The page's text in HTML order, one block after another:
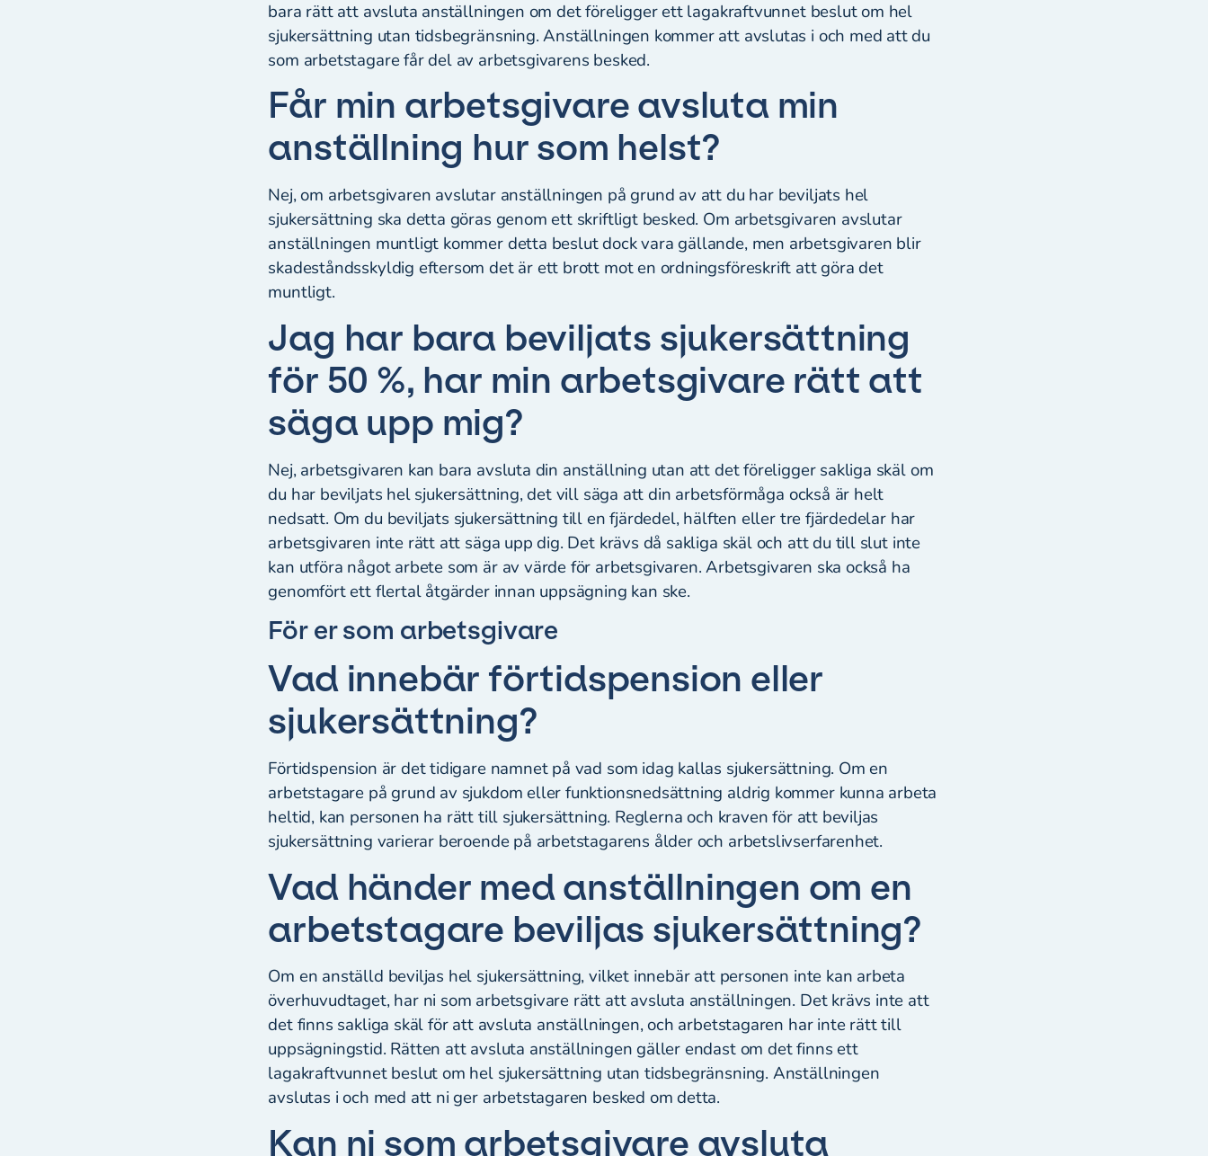
bara rätt att avsluta anställningen om det föreligger ett lagakraftvunnet beslut om hel
sjukersättning utan tidsbegränsning. Anställningen kommer att avslutas i och med att du
som arbetstagare får del av arbetsgivarens besked.
Får min arbetsgivare avsluta min
anställning hur som helst?
Nej, om arbetsgivaren avslutar anställningen på grund av att du har beviljats hel
sjukersättning ska detta göras genom ett skriftligt besked. Om arbetsgivaren avslutar
anställningen muntligt kommer detta beslut dock vara gällande, men arbetsgivaren blir
skadeståndsskyldig eftersom det är ett brott mot en ordningsföreskrift att göra det
muntligt.
Jag har bara beviljats sjukersättning
för 50 %, har min arbetsgivare rätt att
säga upp mig?
Nej, arbetsgivaren kan bara avsluta din anställning utan att det föreligger sakliga skäl om
du har beviljats hel sjukersättning, det vill säga att din arbetsförmåga också är helt
nedsatt. Om du beviljats sjukersättning till en fjärdedel, hälften eller tre fjärdedelar har
arbetsgivaren inte rätt att säga upp dig. Det krävs då sakliga skäl och att du till slut inte
kan utföra något arbete som är av värde för arbetsgivaren. Arbetsgivaren ska också ha
genomfört ett flertal åtgärder innan uppsägning kan ske.
För er som arbetsgivare
Vad innebär förtidspension eller
sjukersättning?
Förtidspension är det tidigare namnet på vad som idag kallas sjukersättning. Om en
arbetstagare på grund av sjukdom eller funktionsnedsättning aldrig kommer kunna arbeta
heltid, kan personen ha rätt till sjukersättning. Reglerna och kraven för att beviljas
sjukersättning varierar beroende på arbetstagarens ålder och arbetslivserfarenhet.
Vad händer med anställningen om en
arbetstagare beviljas sjukersättning?
Om en anställd beviljas hel sjukersättning, vilket innebär att personen inte kan arbeta
överhuvudtaget, har ni som arbetsgivare rätt att avsluta anställningen. Det krävs inte att
det finns sakliga skäl för att avsluta anställningen, och arbetstagaren har inte rätt till
uppsägningstid. Rätten att avsluta anställningen gäller endast om det finns ett
lagakraftvunnet beslut om hel sjukersättning utan tidsbegränsning. Anställningen
avslutas i och med att ni ger arbetstagaren besked om detta.
Kan ni som arbetsgivare avsluta